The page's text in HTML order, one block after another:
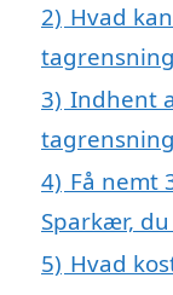
2) Hvad
3) Indhent
4) Få nemt
Sparkær,
5) Hvad